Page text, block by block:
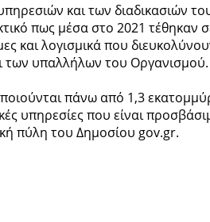
και των διαδικασιών
πως μέσα στο 2021 τέθηκαν
και λογισμικά που
των υπαλλήλων του Οργανισμού.
πάνω από 1,3
υπηρεσίες που είναι
πύλη του Δημοσίου gov.gr.